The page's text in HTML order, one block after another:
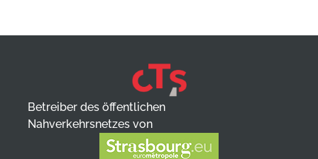
Betreiber des öffentlichen
Nahverkehrsnetzes von